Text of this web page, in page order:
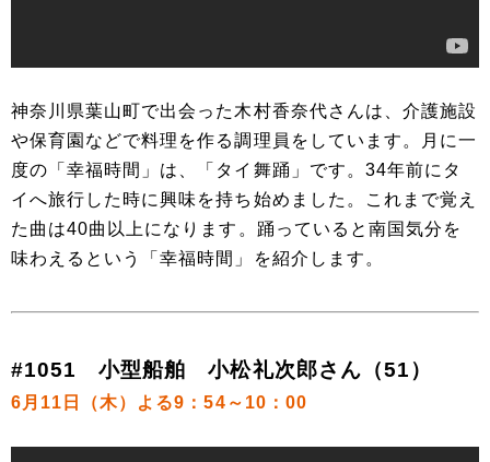
神奈川県葉山町で出会った木村香奈代さんは、介護施設
や保育園などで料理を作る調理員をしています。月に一
度の「幸福時間」は、「タイ舞踊」です。34年前にタ
イへ旅行した時に興味を持ち始めました。これまで覚え
た曲は40曲以上になります。踊っていると南国気分を
味わえるという「幸福時間」を紹介します。
#1051 小型船舶 小松礼次郎さん（51）
6月11日（木）よる9：54～10：00